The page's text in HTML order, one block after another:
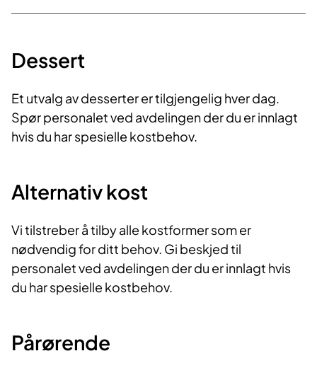
Dessert
Et utvalg av desserter er tilgjengelig hver dag.
Spør personalet ved avdelingen der du er innlagt
hvis du har spesielle kostbehov.
Alternativ kost
Vi tilstreber å tilby alle kostformer som er
nødvendig for ditt behov. Gi beskjed til
personalet ved avdelingen der du er innlagt hvis
du har spesielle kostbehov.
Pårørende